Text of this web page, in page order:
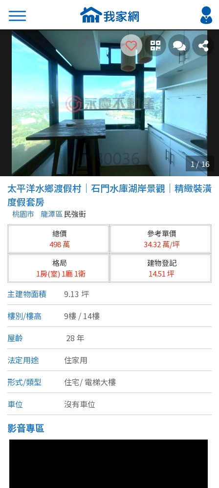
搜尋
熱門關鍵字
2026 台北降價好屋限量釋出
2026 新北降價好屋限量釋出
2026 台中降價好屋限量釋出
2026 台南降價好屋限量釋出
2026 高雄降價好屋限量釋出
縣市
台北市
基隆市
新北市
宜蘭縣
桃園市
新竹市
新竹縣
苗栗縣
台中市
彰化縣
南投縣
區域
類型(可複選)
不拘 公寓 電梯大樓 套房
別墅 透天厝 樓中樓 華廈
農舍 辦公 店面 工廠
坪數
太平洋水鄉渡假村｜石門水庫湖岸景觀｜精緻裝潢
度假套房
桃園市 龍潭區 民強街
總價
498 萬
參考單價
34.32 萬/坪
格局
1房(室) 1廳 1衛
建物登記
14.51 坪
主建物面積
9.13 坪
樓別/樓高
9樓 / 14樓
屋齡
28 年
法定用途
住家用
形式/類型
住宅/ 電梯大樓
車位
沒有車位
影音專區